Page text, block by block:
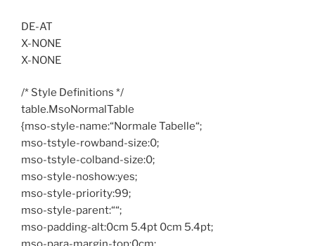
DE-AT
X-NONE
X-NONE
/* Style Definitions */
table.MsoNormalTable
{mso-style-name:“Normale Tabelle“;
mso-tstyle-rowband-size:0;
mso-tstyle-colband-size:0;
mso-style-noshow:yes;
mso-style-priority:99;
mso-style-parent:““;
mso-padding-alt:0cm 5.4pt 0cm 5.4pt;